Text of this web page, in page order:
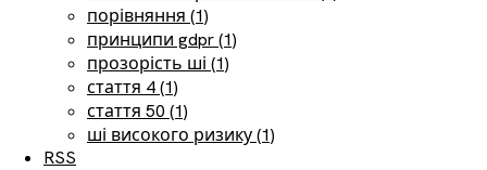
порівняння (1)
принципи gdpr (1)
прозорість ші (1)
стаття 4 (1)
стаття 50 (1)
ші високого ризику (1)
RSS